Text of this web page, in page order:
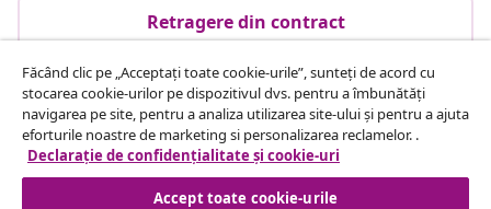
Retragere din contract
Serviciu clienți
Business
Făcând clic pe „Acceptați toate cookie-urile”, sunteți de acord cu
stocarea cookie-urilor pe dispozitivul dvs. pentru a îmbunătăți
navigarea pe site, pentru a analiza utilizarea site-ului și pentru a ajuta
eforturile noastre de marketing si personalizarea reclamelor. .
Declarație de confidențialitate și cookie-uri
Accept toate cookie-urile